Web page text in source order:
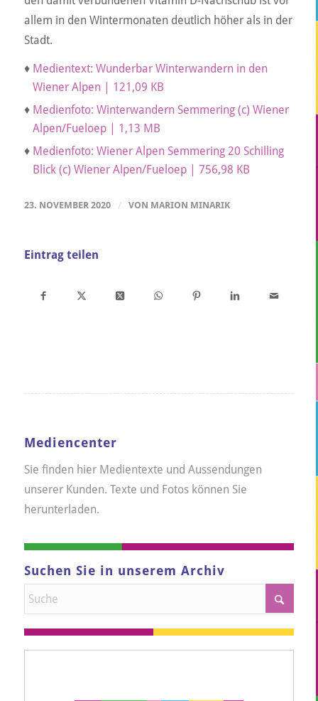
allem in den Wintermonaten deutlich höher als in der
Stadt.
♦ Medientext: Wunderbar Winterwandern in den
Wiener Alpen | 121,09 KB
♦ Medienfoto: Winterwandern Semmering (c) Wiener
Alpen/Fueloep | 1,13 MB
♦ Medienfoto: Wiener Alpen Semmering 20 Schilling
Blick (c) Wiener Alpen/Fueloep | 756,98 KB
23. NOVEMBER 2020 / VON MARION MINARIK
Eintrag teilen
Mediencenter
Sie finden hier Medientexte und Aussendungen
unserer Kunden. Texte und Fotos können Sie
herunterladen.
Suchen Sie in unserem Archiv